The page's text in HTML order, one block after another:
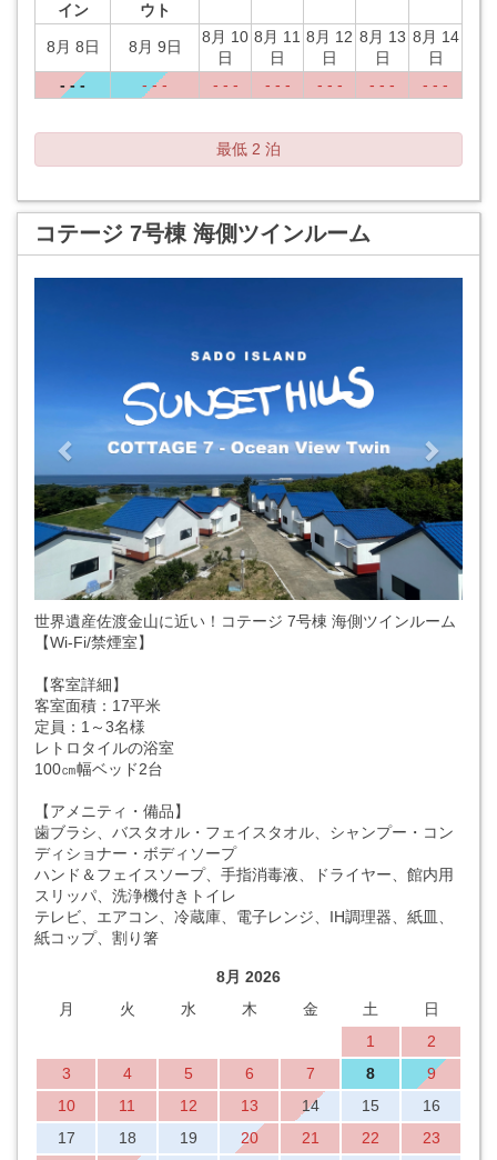
イン
ウト
8月 8日 8月 9日
8月 10
日
8月 11
日
8月 12
日
8月 13
日
8月 14
日
- - -
- - - - - - - - - - - - - - - - - -
最低 2 泊
コテージ 7号棟 海側ツインルーム
世界遺産佐渡金山に近い！コテージ 7号棟 海側ツインルーム
【Wi-Fi/禁煙室】
【客室詳細】
客室面積：17平米
定員：1～3名様
レトロタイルの浴室
100㎝幅ベッド2台
【アメニティ・備品】
歯ブラシ、バスタオル・フェイスタオル、シャンプー・コン
ディショナー・ボディソープ
ハンド＆フェイスソープ、手指消毒液、ドライヤー、館内用
スリッパ、洗浄機付きトイレ
テレビ、エアコン、冷蔵庫、電子レンジ、IH調理器、紙皿、
紙コップ、割り箸
8月 2026
月
火 水 木 金 土
日
1
2
3
4 5 6 7 8
9
10
11 12 13 14 15
16
17
18 19 20 21 22
23